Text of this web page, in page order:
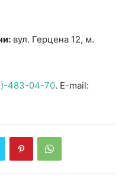
вул. Герцена 12, м.
483-04-70. E-mail: